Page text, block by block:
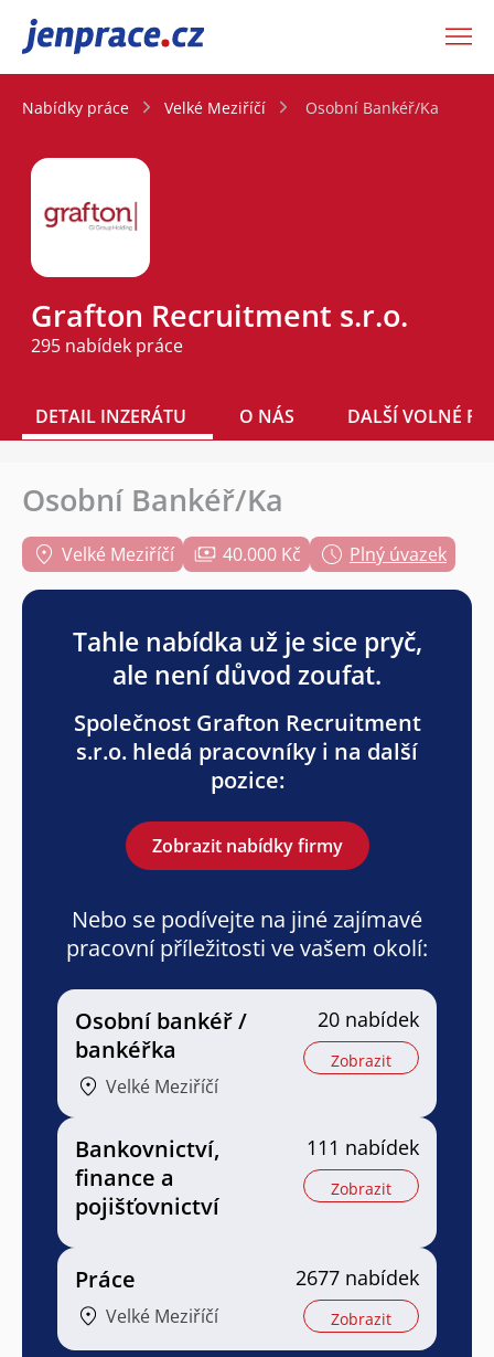
JenPráce.cz
Nabídky práce Velké Meziříčí Osobní Bankéř/Ka
Grafton Recruitment s.r.o.
295 nabídek práce
DETAIL INZERÁTU O NÁS DALŠÍ VOLNÉ
Osobní Bankéř/Ka
Velké Meziříčí 40.000 Kč Plný úvazek
Tahle nabídka už je sice pryč,
ale není důvod zoufat.
Společnost Grafton Recruitment
s.r.o. hledá pracovníky i na další
pozice:
Zobrazit nabídky firmy
Nebo se podívejte na jiné zajímavé
pracovní příležitosti ve vašem okolí:
Osobní bankéř /
bankéřka
Velké Meziříčí
20 nabídek
Zobrazit
Bankovnictví,
finance a
pojišťovnictví
111 nabídek
Zobrazit
Práce
Velké Meziříčí
2677 nabídek
Zobrazit